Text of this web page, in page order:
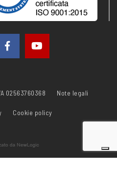
02563760368 Note legali
Cookie policy